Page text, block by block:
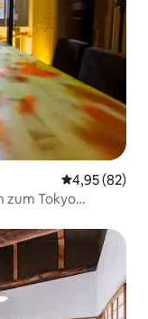
4,95 (82)
zum Tokyo